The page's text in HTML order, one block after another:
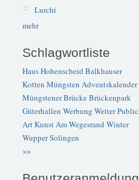
Lurchi
mehr
Schlagwortliste
Haus Hohenscheid Balkhauser
Kotten Müngsten Adventskalender
Müngstener BrückeBrückenpark
Güterhallen Werbung WetterPublic
ArtKunstAm Wegesrand Winter
WupperSolingen
>>